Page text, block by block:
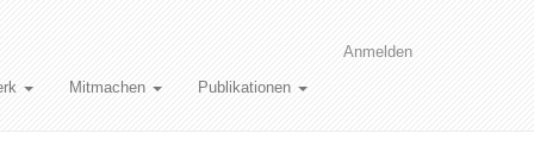
Anmelden
Mitmachen Publikationen